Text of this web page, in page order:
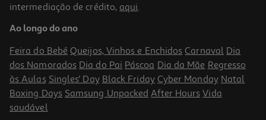
Queijo Ovelha Cerrado Vale Amanteigado Pequeno Kg
6.00 €/un
23,99 €/Kg
intermediação de crédito, aqui.
Ao longo do ano
Feira do Bebé Queijos, Vinhos e Enchidos Carnaval Dia
dos Namorados Dia do Pai Páscoa Dia da Mãe Regresso
às Aulas Singles' Day Black Friday Cyber Monday Natal
Boxing Days Samsung Unpacked After Hours Vida
saudável